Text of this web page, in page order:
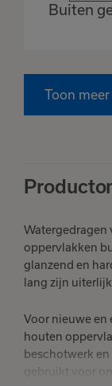
Buiten
Toon meer
Watergedragen
oppervlakken
glanzend en
lang zijn
Voor nieuwe en
houten
beschotwerk
gebruikt voor